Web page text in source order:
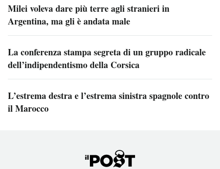
Milei voleva dare più terre agli stranieri in
Argentina, ma gli è andata male
La conferenza stampa segreta di un gruppo radicale
dell’indipendentismo della Corsica
L’estrema destra e l’estrema sinistra spagnole contro
il Marocco